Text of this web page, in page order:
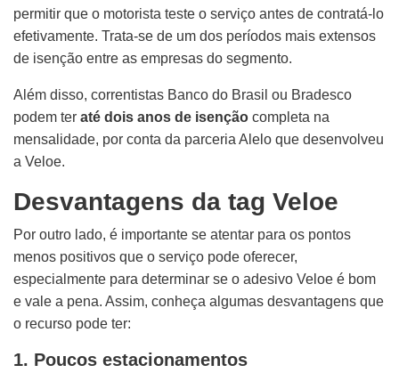
permitir que o motorista teste o serviço antes de contratá-lo
efetivamente. Trata-se de um dos períodos mais extensos
de isenção entre as empresas do segmento.
Além disso, correntistas Banco do Brasil ou Bradesco
podem ter até dois anos de isenção completa na
mensalidade, por conta da parceria Alelo que desenvolveu
a Veloe.
Desvantagens da tag Veloe
Por outro lado, é importante se atentar para os pontos
menos positivos que o serviço pode oferecer,
especialmente para determinar se o adesivo Veloe é bom
e vale a pena. Assim, conheça algumas desvantagens que
o recurso pode ter:
1. Poucos estacionamentos